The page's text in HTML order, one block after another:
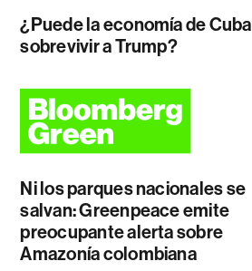
¿Puede la economía de Cuba
sobrevivir a Trump?
Ni los parques nacionales se
salvan: Greenpeace emite
preocupante alerta sobre
Amazonía colombiana